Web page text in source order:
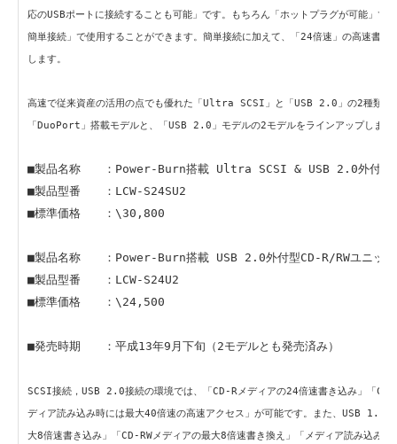
応のUSBポートに接続することも可能」です。もちろん「ホットプラグが可能」で
簡単接続」で使用することができます。簡単接続に加えて、「24倍速」の高速書き
します。
高速で従来資産の活用の点でも優れた「Ultra SCSI」と「USB 2.0」の2種類の
「DuoPort」搭載モデルと、「USB 2.0」モデルの2モデルをラインアップします
■製品名称 ：Power-Burn搭載 Ultra SCSI & USB 2.0外付型
■製品型番 ：LCW-S24SU2
■標準価格 ：\30,800
■製品名称 ：Power-Burn搭載 USB 2.0外付型CD-R/RWユニット
■製品型番 ：LCW-S24U2
■標準価格 ：\24,500
■発売時期 ：平成13年9月下旬（2モデルとも発売済み）
SCSI接続，USB 2.0接続の環境では、「CD-Rメディアの24倍速書き込み」「CD-
ディア読み込み時には最大40倍速の高速アクセス」が可能です。また、USB 1.1
大8倍速書き込み」「CD-RWメディアの最大8倍速書き換え」「メディア読み込み